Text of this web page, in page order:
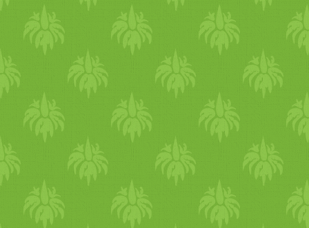
csicseriborsó
tól, de
kellemetlenséget. A sok
fogásokat, hogy egy igazi
helyüket. Adesszertis jön